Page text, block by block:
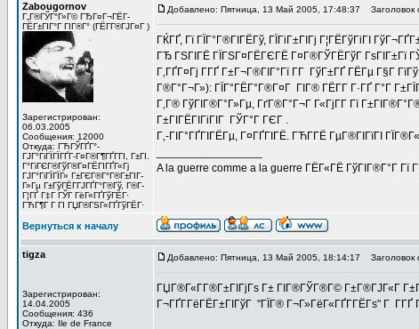
Zabougornov
Г„Г®ГЎГ°Г»Г© ГЂГ¤Г¬ГЁГ­
ГЁГ±ГІГ°Г ГІГ®Г° (ГЁГ­Г®ГЈГ¤Г )
Зарегистрирован:
06.03.2005
Сообщения: 12000
Откуда: ГЋГЎГҐГ°-
ГЈГ°ГіГЇГЇГҐГ­-Г¤Г®Г¶ГҐГ­ГІ, Г±ГІ.
Г°ГіГЄГ®ГўГ®Г¤ГЁГІГҐГ«Гј
ГЈГ°ГіГЇГЇГ» Г±ГЄГ®Г°Г®Г±ГІГ­
Г»Гµ Г±ГўГЁГ­ГЈГҐГ°Г®Гў, Г®Г­
Г¦ГҐ Г‡Г ГЎГ ГёГ«ГҐГўГЁГ·
ГЋГ¶Г Г ГІ ГЏГ®ГЅГ«ГҐГўГЁГ·
Добавлено: Пятница, 13 Май 2005, 17:48:37 Заголовок
ГЌГҐ, Гї ГЇГ°Г®ГІГЁГў, ГЇГіГ±ГІГј Г¦ГЁГўГіГІ
ГЂ ГЅГІГЁ ГЇГЅГ¤ГЁГЄГЁ Г¤Г®ГЎГЁГўГ ГѕГІГ±Гї
Г‚ГҐГ¤Гј Г­ГҐ Г±Г¬Г®ГІГ°Гї Г­Г ГўГ±ГҐ ГЁГµ Г§Г
Г®Г°Г¬Г»): ГЇГ°ГЁГ°Г®Г¤Г ГІГ® ГЁГ­Г Г·ГҐ Г°Г
Г‚Г® ГўГІГ®Г°Г»Гµ, ГґГ®Г°Г¬Г Г«ГјГ­Г Гї
Г±ГІГЁГІГіГІГ ГЎГ°Г ГЄГ .
Г‚-ГІГ°ГҐГІГЁГµ, Г¤ГҐГІГЁ. ГЋГ­ГЁ ГµГ®ГІГїГІ
A la guerre comme a la guerre ГЁГ«ГЁ ГўГІГ®Г°Г Гї
Вернуться к началу
tigza
Зарегистрирован:
14.04.2005
Сообщения: 436
Откуда: Ile de France
Добавлено: Пятница, 13 Май 2005, 18:14:17 Заголовок
ГЏГ®Г«Г­Г®Г±ГІГјГѕ Г± ГІГ®ГЎГ®Г© Г±Г®ГЈГ«Г
Г¬ГҐГ­ГёГЁГ±ГІГўГ "ГЇГ® Г¬Г»ГёГ«ГҐГ­ГЁГѕ" Г